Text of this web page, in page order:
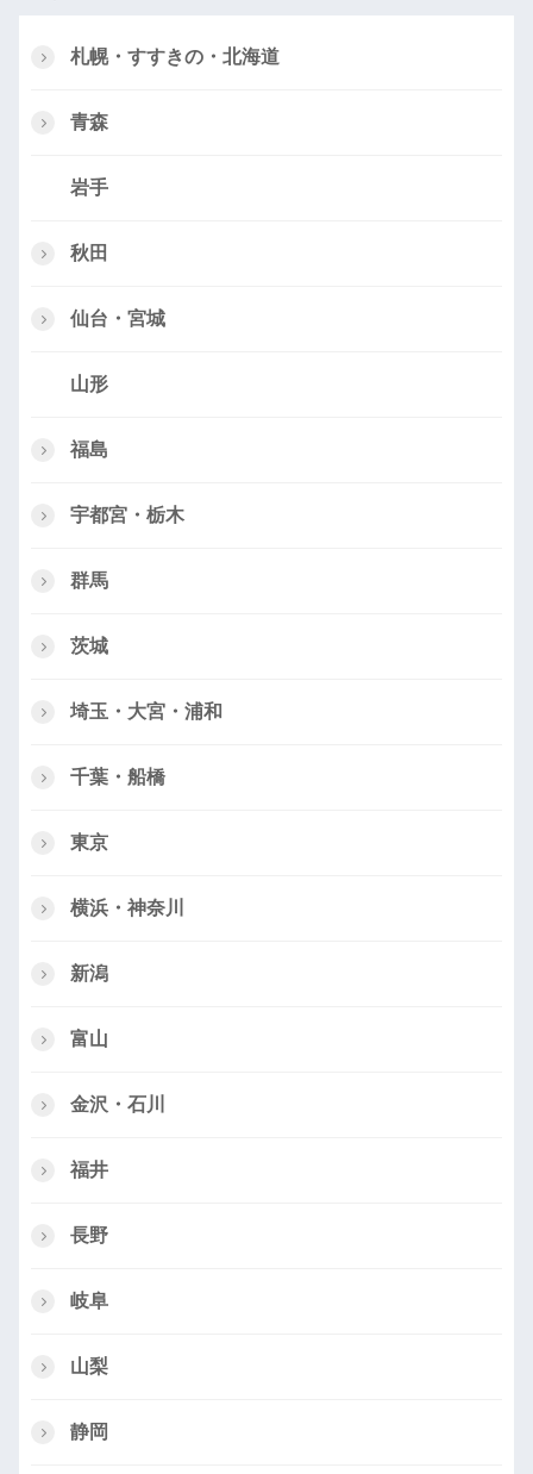
札幌・すすきの・北海道
青森
岩手
秋田
仙台・宮城
山形
福島
宇都宮・栃木
群馬
茨城
埼玉・大宮・浦和
千葉・船橋
東京
横浜・神奈川
新潟
富山
金沢・石川
福井
長野
岐阜
山梨
静岡